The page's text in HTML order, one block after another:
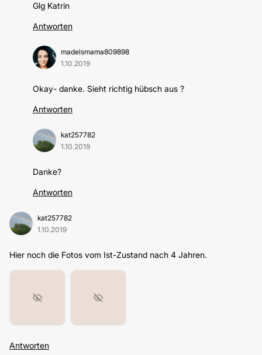
Glg Katrin
Antworten
madelsmama809898
1.10.2019
Okay- danke. Sieht richtig hübsch aus ?
Antworten
kat257782
1.10.2019
Danke?
Antworten
kat257782
1.10.2019
Hier noch die Fotos vom Ist-Zustand nach 4 Jahren.
Antworten